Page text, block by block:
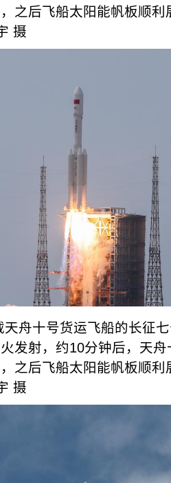
之后飞船太阳能帆板顺
摄
舟十号货运飞船的长征
发射，约10分钟后，天
之后飞船太阳能帆板顺
摄